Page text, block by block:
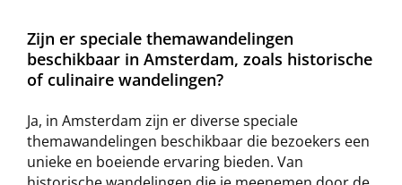
Zijn er speciale themawandelingen
beschikbaar in Amsterdam, zoals historische
of culinaire wandelingen?
Ja, in Amsterdam zijn er diverse speciale
themawandelingen beschikbaar die bezoekers een
unieke en boeiende ervaring bieden. Van